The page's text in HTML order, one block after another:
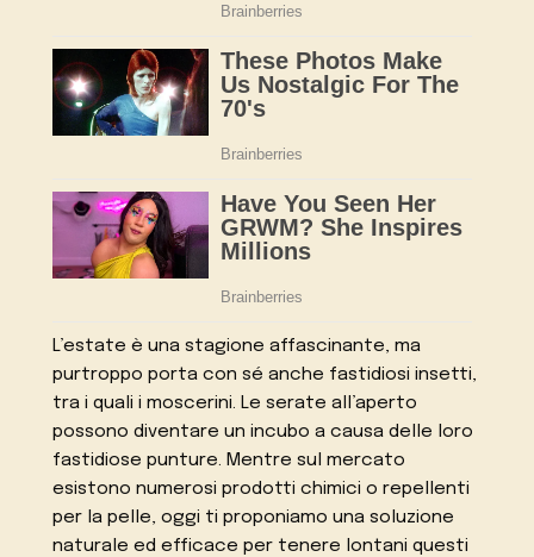
L’estate è una stagione affascinante, ma
purtroppo porta con sé anche fastidiosi insetti,
tra i quali i moscerini. Le serate all’aperto
possono diventare un incubo a causa delle loro
fastidiose punture. Mentre sul mercato
esistono numerosi prodotti chimici o repellenti
per la pelle, oggi ti proponiamo una soluzione
naturale ed efficace per tenere lontani questi